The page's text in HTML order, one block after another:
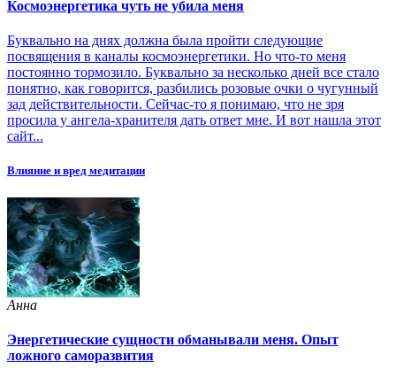
Космоэнергетика чуть не убила меня
Буквально на днях должна была пройти следующие
посвящения в каналы космоэнергетики. Но что-то меня
постоянно тормозило. Буквально за несколько дней все стало
понятно, как говорится, разбились розовые очки о чугунный
зад действительности. Сейчас-то я понимаю, что не зря
просила у ангела-хранителя дать ответ мне. И вот нашла этот
сайт...
Влияние и вред медитации
Анна
Энергетические сущности обманывали меня. Опыт
ложного саморазвития